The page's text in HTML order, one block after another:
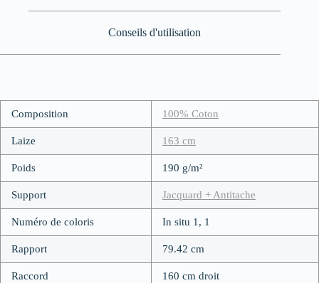
Conseils d'utilisation
Composition 100% Coton
Laize 163 cm
Poids 190 g/m²
Support Jacquard + Antitache
Numéro de coloris In situ 1, 1
Rapport 79.42 cm
Raccord 160 cm droit